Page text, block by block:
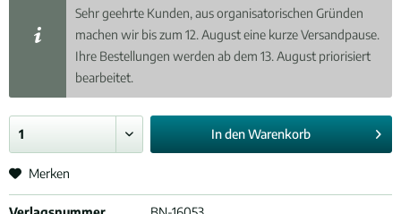
Sehr geehrte Kunden, aus organisatorischen Gründen
machen wir bis zum 12. August eine kurze Versandpause.
Ihre Bestellungen werden ab dem 13. August priorisiert
bearbeitet.
In denWarenkorb
Merken